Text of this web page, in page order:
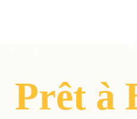
Prêt à